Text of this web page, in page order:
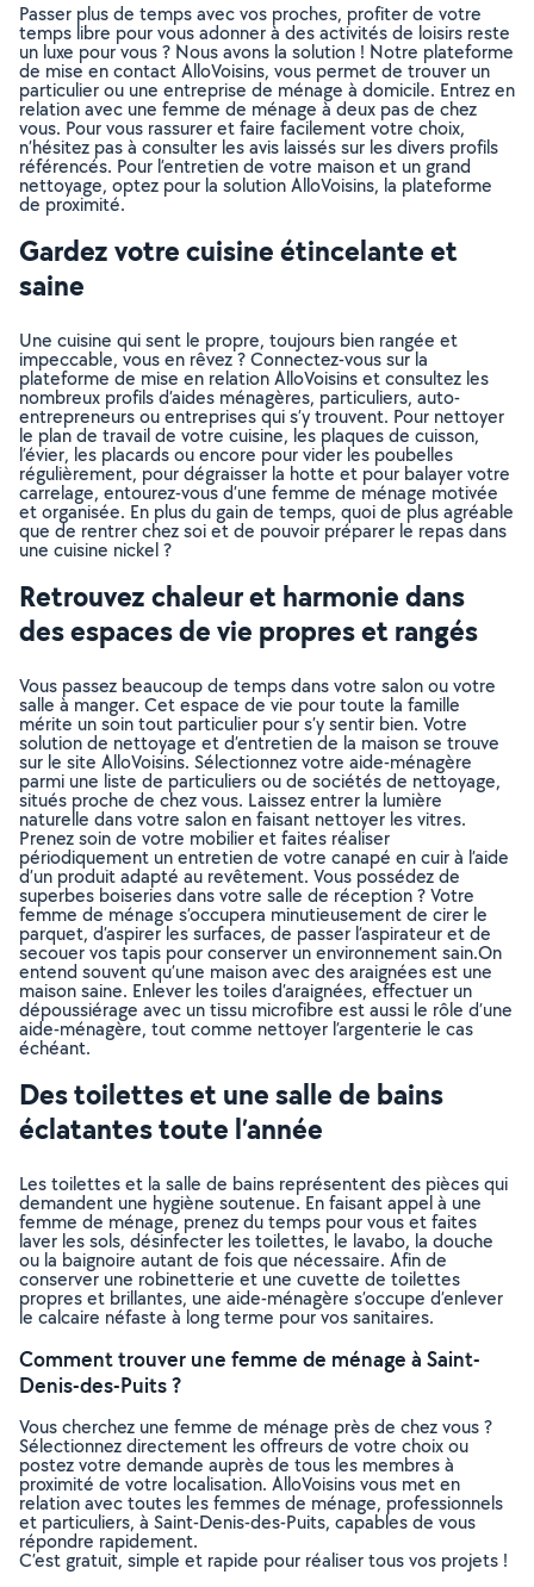
Passer plus de temps avec vos proches, profiter de votre
temps libre pour vous adonner à des activités de loisirs reste
un luxe pour vous ? Nous avons la solution ! Notre plateforme
de mise en contact AlloVoisins, vous permet de trouver un
particulier ou une entreprise de ménage à domicile. Entrez en
relation avec une femme de ménage à deux pas de chez
vous. Pour vous rassurer et faire facilement votre choix,
n’hésitez pas à consulter les avis laissés sur les divers profils
référencés. Pour l’entretien de votre maison et un grand
nettoyage, optez pour la solution AlloVoisins, la plateforme
de proximité.
Gardez votre cuisine étincelante et
saine
Une cuisine qui sent le propre, toujours bien rangée et
impeccable, vous en rêvez ? Connectez-vous sur la
plateforme de mise en relation AlloVoisins et consultez les
nombreux profils d’aides ménagères, particuliers, auto-
entrepreneurs ou entreprises qui s’y trouvent. Pour nettoyer
le plan de travail de votre cuisine, les plaques de cuisson,
l’évier, les placards ou encore pour vider les poubelles
régulièrement, pour dégraisser la hotte et pour balayer votre
carrelage, entourez-vous d’une femme de ménage motivée
et organisée. En plus du gain de temps, quoi de plus agréable
que de rentrer chez soi et de pouvoir préparer le repas dans
une cuisine nickel ?
Retrouvez chaleur et harmonie dans
des espaces de vie propres et rangés
Vous passez beaucoup de temps dans votre salon ou votre
salle à manger. Cet espace de vie pour toute la famille
mérite un soin tout particulier pour s’y sentir bien. Votre
solution de nettoyage et d’entretien de la maison se trouve
sur le site AlloVoisins. Sélectionnez votre aide-ménagère
parmi une liste de particuliers ou de sociétés de nettoyage,
situés proche de chez vous. Laissez entrer la lumière
naturelle dans votre salon en faisant nettoyer les vitres.
Prenez soin de votre mobilier et faites réaliser
périodiquement un entretien de votre canapé en cuir à l’aide
d’un produit adapté au revêtement. Vous possédez de
superbes boiseries dans votre salle de réception ? Votre
femme de ménage s’occupera minutieusement de cirer le
parquet, d’aspirer les surfaces, de passer l’aspirateur et de
secouer vos tapis pour conserver un environnement sain.On
entend souvent qu’une maison avec des araignées est une
maison saine. Enlever les toiles d’araignées, effectuer un
dépoussiérage avec un tissu microfibre est aussi le rôle d’une
aide-ménagère, tout comme nettoyer l’argenterie le cas
échéant.
Des toilettes et une salle de bains
éclatantes toute l’année
Les toilettes et la salle de bains représentent des pièces qui
demandent une hygiène soutenue. En faisant appel à une
femme de ménage, prenez du temps pour vous et faites
laver les sols, désinfecter les toilettes, le lavabo, la douche
ou la baignoire autant de fois que nécessaire. Afin de
conserver une robinetterie et une cuvette de toilettes
propres et brillantes, une aide-ménagère s’occupe d’enlever
le calcaire néfaste à long terme pour vos sanitaires.
Comment trouver une femme de ménage à Saint-
Denis-des-Puits ?
Vous cherchez une femme de ménage près de chez vous ?
Sélectionnez directement les offreurs de votre choix ou
postez votre demande auprès de tous les membres à
proximité de votre localisation. AlloVoisins vous met en
relation avec toutes les femmes de ménage, professionnels
et particuliers, à Saint-Denis-des-Puits, capables de vous
répondre rapidement.
C’est gratuit, simple et rapide pour réaliser tous vos projets !